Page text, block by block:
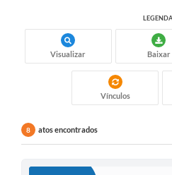
Visualizar Baixar
Vínculos
8 atos encontrados